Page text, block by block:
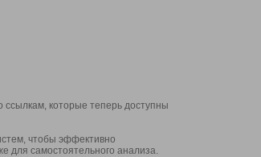
которые теперь доступны
чтобы эффективно
для самостоятельного анализа.